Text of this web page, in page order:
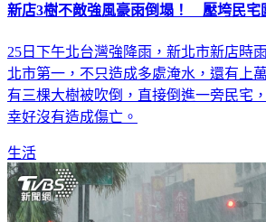
新店3樹不敵強風豪雨倒塌！ 壓垮民宅
25日下午北台灣強降雨，新北市新店時
北市第一，不只造成多處淹水，還有上
有三棵大樹被吹倒，直接倒進一旁民宅
幸好沒有造成傷亡。
生活